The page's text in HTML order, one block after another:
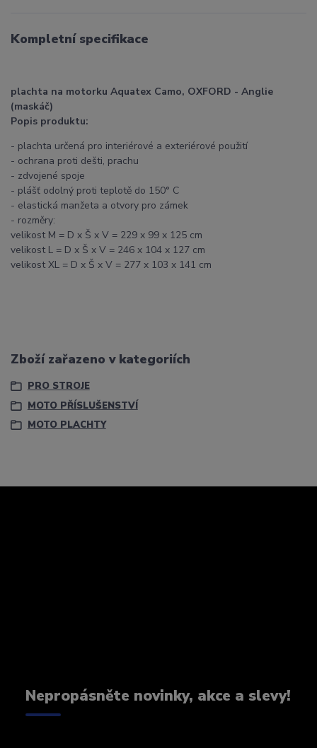
Kompletní specifikace
plachta na motorku Aquatex Camo, OXFORD - Anglie
(maskáč)
Popis produktu:
- plachta určená pro interiérové a exteriérové použití
- ochrana proti dešti, prachu
- zdvojené spoje
- plášť odolný proti teplotě do 150° C
- elastická manžeta a otvory pro zámek
- rozměry:
velikost M = D x Š x V = 229 x 99 x 125 cm
velikost L = D x Š x V = 246 x 104 x 127 cm
velikost XL = D x Š x V = 277 x 103 x 141 cm
Zboží zařazeno v kategoriích
PRO STROJE
MOTO PŘÍSLUŠENSTVÍ
MOTO PLACHTY
Nepropásněte novinky, akce a slevy!